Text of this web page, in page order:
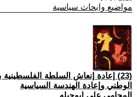
مواضيع وابحاث سياسية
(23) إعادة إنعاش السلطة الفلسطينية
الوطني وإعادة الهندسة السياسية